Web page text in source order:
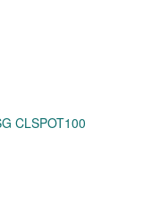
CLSPOT100